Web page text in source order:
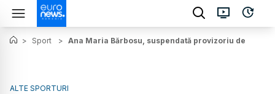
> Sport > Ana Maria Bărbosu, suspendată provizoriu de ITA
ALTE SPORTURI